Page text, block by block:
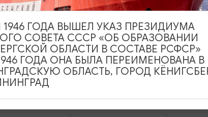
НА НАШЕМ
1946 ГОДА ВЫШЕЛ УКАЗ ПРЕЗИДИУМА
СОВЕТА СССР «ОБ ОБРАЗОВАНИИ
ОБЛАСТИ В СОСТАВЕ РСФСР»
ГОДА ОНА БЫЛА ПЕРЕИМЕНОВАНА В
ОБЛАСТЬ, ГОРОД